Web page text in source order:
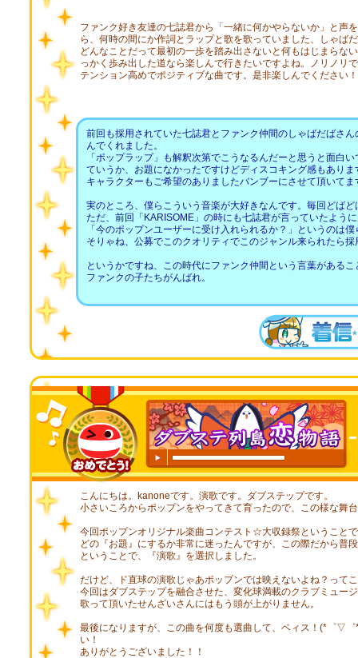
ファンク好き友達の七誌君から「一緒に何かやらないか」と声
ら、何時の間にか作詞とラップと歌を歌っていました、しゃば
どんなことだって最初の一歩を踏み出さないと何もはじまらな
っかく歩み出した道なら楽しんで行きたいですよね。ノリノリ
テンション高めでポジティブな曲です。是非楽しんでください！
前回も採用されていた七誌君とファンク仲間のしゃばだばさ
んでくれました。
「ポップラップ」も解釈次第でこうなるんだーと思うと面白い
ていうか、お題になかったですけどディスコキング感もありま
キャラクターもご希望のありましたバンブーにさせて頂いて
実のところ、僕らこういう音楽が大好きなんです。毎回どば
ただ、前回「KARISOME」の時にも七誌君が言っていたように
「今のポップンユーザーに受け入れられるか？」というのは
そりゃね、公募でこのクオリティでこのジャンル来られたら
というかですね、この時代にファンク仲間という言葉がある
ファンクの子たちがんばれ。
00:00/00:19
こんにちは。kanoneです。演歌です。ダブステップです。
小さいころからポップンをやってきて育ったので、この様な舞
今回ポップンオリジナル楽曲コンテスト☆大収録祭ということ
どの『お題』にするか非常に迷ったんですが、この際だから普
ということで、『演歌』を選択しました。
だけど、ド直球の演歌じゃあポップンでは映えないよね？って
今回はダブステップを融合させた、変化球満載のクラブミュー
歌って頂いたせんざいさんにはもう頭が上がりません。
最後になりますが、この曲を何度も選曲して、ベィス！(*゜▽
い！
ありがとうございました！！